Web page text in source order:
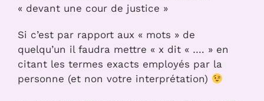
« devant une cour de justice »
Si c’est par rapport aux « mots » de
quelqu’un il faudra mettre « x dit « …. » en
citant les termes exacts employés par la
personne (et non votre interprétation)